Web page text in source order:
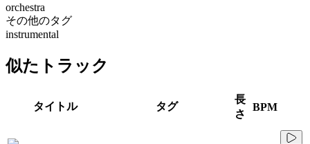
orchestra
その他のタグ
instrumental
似たトラック
タイトル タグ
長
さ
BPM